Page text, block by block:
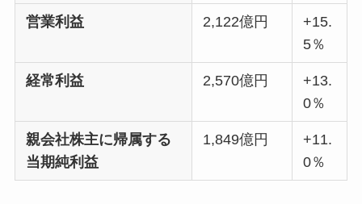
営業利益 2,122億円
+15.
5％
経常利益 2,570億円
+13.
0％
親会社株主に帰属する
当期純利益
1,849億円
+11.
0％